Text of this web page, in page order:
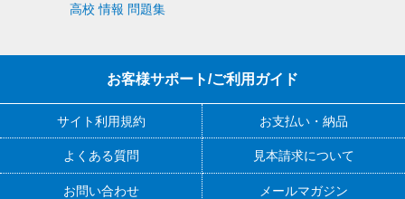
高校 情報 問題集
お客様サポート/ご利用ガイド
サイト利用規約 お支払い・納品
よくある質問 見本請求について
お問い合わせ メールマガジン